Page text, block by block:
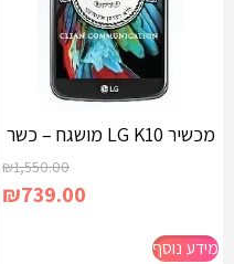
מכשיר LG K10 מושגח – כשר
₪1,550.00
₪739.00
מידע נוסף